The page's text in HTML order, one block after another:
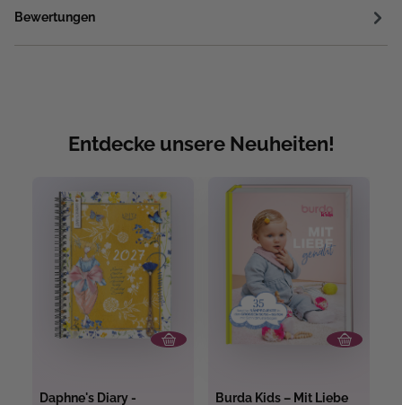
Bewertungen
Entdecke unsere Neuheiten!
Daphne's Diary - Burda Kids – Mit Liebe